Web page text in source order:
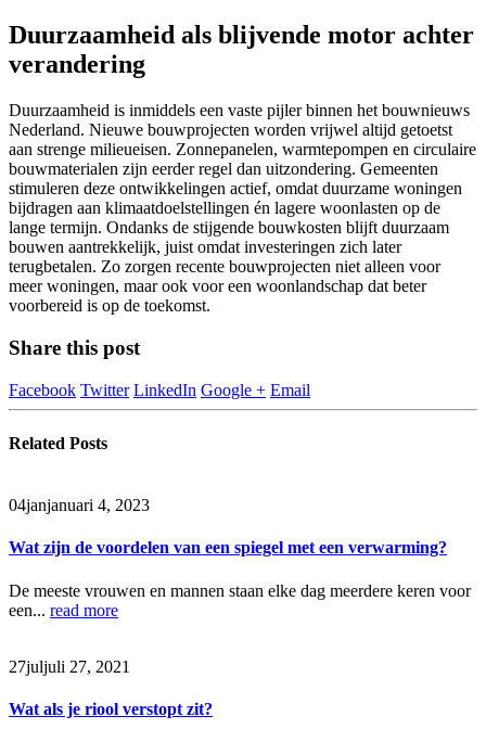
Duurzaamheid als blijvende motor achter
verandering
Duurzaamheid is inmiddels een vaste pijler binnen het bouwnieuws
Nederland. Nieuwe bouwprojecten worden vrijwel altijd getoetst
aan strenge milieueisen. Zonnepanelen, warmtepompen en circulaire
bouwmaterialen zijn eerder regel dan uitzondering. Gemeenten
stimuleren deze ontwikkelingen actief, omdat duurzame woningen
bijdragen aan klimaatdoelstellingen én lagere woonlasten op de
lange termijn. Ondanks de stijgende bouwkosten blijft duurzaam
bouwen aantrekkelijk, juist omdat investeringen zich later
terugbetalen. Zo zorgen recente bouwprojecten niet alleen voor
meer woningen, maar ook voor een woonlandschap dat beter
voorbereid is op de toekomst.
Share this post
Facebook Twitter LinkedIn Google + Email
Related Posts
04janjanuari 4, 2023
Wat zijn de voordelen van een spiegel met een verwarming?
De meeste vrouwen en mannen staan elke dag meerdere keren voor
een... read more
27juljuli 27, 2021
Wat als je riool verstopt zit?